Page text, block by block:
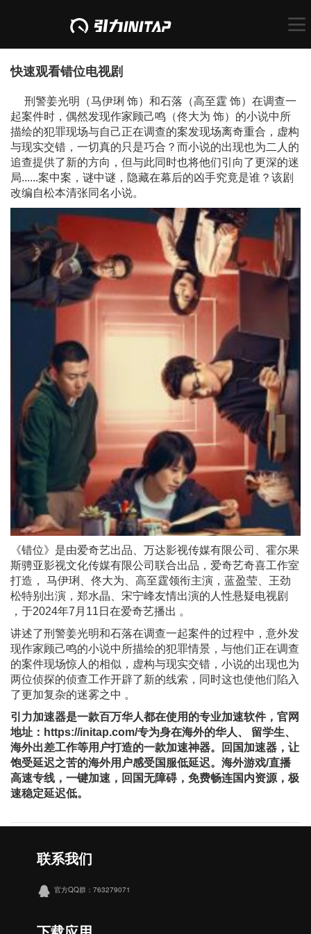
快速观看错位电视剧
刑警姜光明（马伊琍 饰）和石落（高至霆 饰）在调查一
起案件时，偶然发现作家顾己鸣（佟大为 饰）的小说中所
描绘的犯罪现场与自己正在调查的案发现场离奇重合，虚构
与现实交错，一切真的只是巧合？而小说的出现也为二人的
追查提供了新的方向，但与此同时也将他们引向了更深的迷
局......案中案，谜中谜，隐藏在幕后的凶手究竟是谁？该剧
改编自松本清张同名小说。
《错位》是由爱奇艺出品、万达影视传媒有限公司、霍尔果
斯骋亚影视文化传媒有限公司联合出品，爱奇艺奇喜工作室
打造， 马伊琍、佟大为、高至霆领衔主演，蓝盈莹、王劲
松特别出演，郑水晶、宋宁峰友情出演的人性悬疑电视剧
，于2024年7月11日在爱奇艺播出 。
讲述了刑警姜光明和石落在调查一起案件的过程中，意外发
现作家顾己鸣的小说中所描绘的犯罪情景，与他们正在调查
的案件现场惊人的相似，虚构与现实交错，小说的出现也为
两位侦探的侦查工作开辟了新的线索，同时这也使他们陷入
了更加复杂的迷雾之中 。
引力加速器是⼀款百万华⼈都在使⽤的专业加速软件，官网
地址：https://initap.com/专为身在海外的华⼈、 留学⽣、
海外出差⼯作等⽤户打造的⼀款加速神器。回国加速器，让
饱受延迟之苦的海外用户感受国服低延迟。海外游戏/直播
⾼速专线，⼀键加速，回国⽆障碍，免费畅连国内资源，极
速稳定延迟低。
联系我们
官方QQ群：763279071